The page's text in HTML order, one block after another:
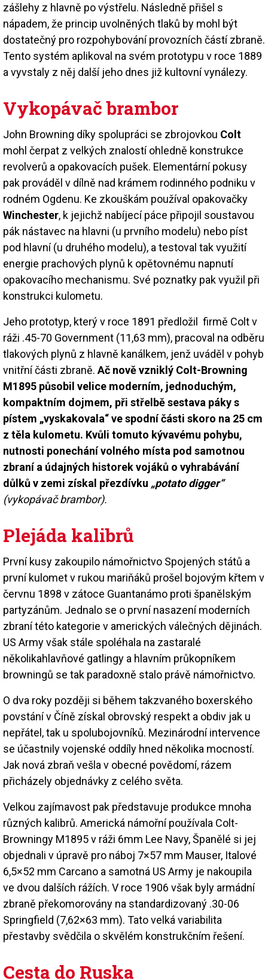
zášlehy z hlavně po výstřelu. Následně přišel s
nápadem, že princip uvolněných tlaků by mohl být
dostatečný pro rozpohybování provozních částí zbraně.
Tento systém aplikoval na svém prototypu v roce 1889
a vyvstaly z něj další jeho dnes již kultovní vynálezy.
Vykopávač brambor
John Browning díky spolupráci se zbrojovkou Colt
mohl čerpat z velkých znalostí ohledně konstrukce
revolverů a opakovacích pušek. Elementární pokusy
pak prováděl v dílně nad krámem rodinného podniku v
rodném Ogdenu. Ke zkouškám používal opakovačky
Winchester, k jejichž nabíjecí páce připojil soustavou
pák nástavec na hlavni (u prvního modelu) nebo píst
pod hlavní (u druhého modelu), a testoval tak využití
energie prachových plynů k opětovnému napnutí
opakovacího mechanismu. Své poznatky pak využil při
konstrukci kulometu.
Jeho prototyp, který v roce 1891 předložil firmě Colt v
ráži .45-70 Government (11,63 mm), pracoval na odběru
tlakových plynů z hlavně kanálkem, jenž uváděl v pohyb
vnitřní části zbraně. Ač nově vzniklý Colt-Browning
M1895 působil velice moderním, jednoduchým,
kompaktním dojmem, při střelbě sestava páky s
pístem „vyskakovala“ ve spodní části skoro na 25 cm
z těla kulometu. Kvůli tomuto kývavému pohybu,
nutnosti ponechání volného místa pod samotnou
zbraní a údajných historek vojáků o vyhrabávání
důlků v zemi získal přezdívku „potato digger“
(vykopávač brambor).
Plejáda kalibrů
První kusy zakoupilo námořnictvo Spojených států a
první kulomet v rukou mariňáků prošel bojovým křtem v
červnu 1898 v zátoce Guantanámo proti španělským
partyzánům. Jednalo se o první nasazení moderních
zbraní této kategorie v amerických válečných dějinách.
US Army však stále spoléhala na zastaralé
několikahlavňové gatlingy a hlavním průkopníkem
browningů se tak paradoxně stalo právě námořnictvo.
O dva roky později si během takzvaného boxerského
povstání v Číně získal obrovský respekt a obdiv jak u
nepřátel, tak u spolubojovníků. Mezinárodní intervence
se účastnily vojenské oddíly hned několika mocností.
Jak nová zbraň vešla v obecné povědomí, rázem
přicházely objednávky z celého světa.
Velkou zajímavost pak představuje produkce mnoha
různých kalibrů. Americká námořní používala Colt-
Browningy M1895 v ráži 6mm Lee Navy, Španělé si jej
objednali v úpravě pro náboj 7×57 mm Mauser, Italové
6,5×52 mm Carcano a samotná US Army je nakoupila
ve dvou dalších rážích. V roce 1906 však byly armádní
zbraně překomorovány na standardizovaný .30-06
Springfield (7,62×63 mm). Tato velká variabilita
přestavby svědčila o skvělém konstrukčním řešení.
Cesta do Ruska